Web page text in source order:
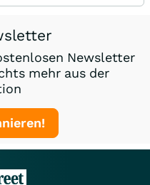
Newsletter
mehr aus der